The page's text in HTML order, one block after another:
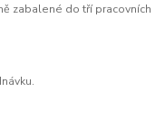
zabalené do tří pracovních